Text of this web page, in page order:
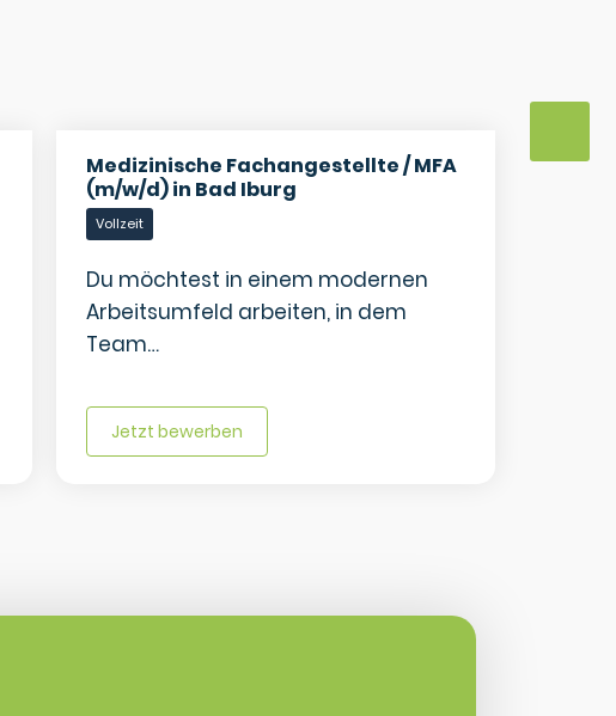
Medizinische Fachangestellte / MFA
(m/w/d) in Bad Iburg
Vollzeit
Du möchtest in einem modernen
Arbeitsumfeld arbeiten, in dem
Team…
Jetzt bewerben